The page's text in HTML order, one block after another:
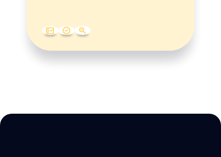
fact_check verified search_check